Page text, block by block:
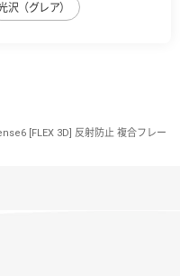
沢（グレア）
[FLEX 3D] 反射防止 複合フレー